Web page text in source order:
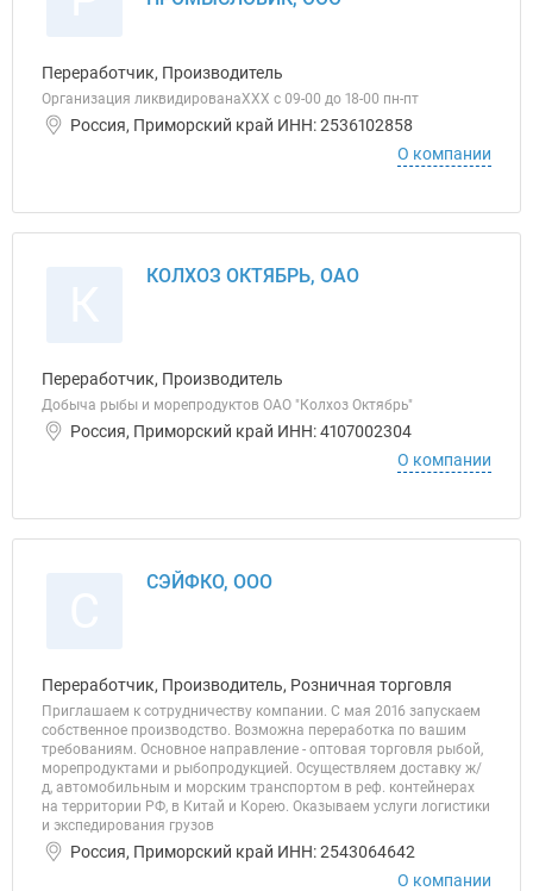
Переработчик, Производитель
Организация ликвидированаХХХ с 09-00 до 18-00 пн-пт
Россия, Приморский край ИНН: 2536102858
О компании
КОЛХОЗ ОКТЯБРЬ, ОАО
Переработчик, Производитель
Добыча рыбы и морепродуктов ОАО "Колхоз Октябрь"
Россия, Приморский край ИНН: 4107002304
О компании
СЭЙФКО, ООО
Переработчик, Производитель, Розничная торговля
Приглашаем к сотрудничеству компании. С мая 2016 запускаем
собственное производство. Возможна переработка по вашим
требованиям. Основное направление - оптовая торговля рыбой,
морепродуктами и рыбопродукцией. Осуществляем доставку ж/
д, автомобильным и морским транспортом в реф. контейнерах
на территории РФ, в Китай и Корею. Оказываем услуги логистики
и экспедирования грузов
Россия, Приморский край ИНН: 2543064642
О компании